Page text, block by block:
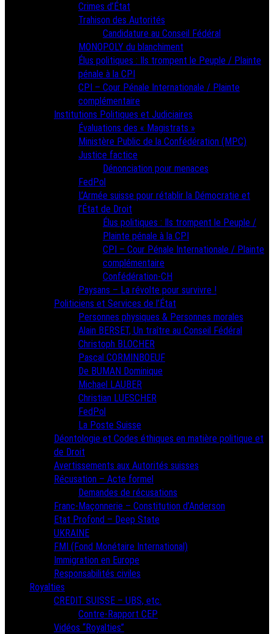
Crimes d’État
Trahison des Autorités
Candidature au Conseil Fédéral
MONOPOLY du blanchiment
Élus politiques : Ils trompent le Peuple / Plainte
pénale à la CPI
CPI – Cour Pénale Internationale / Plainte
complémentaire
Institutions Politiques et Judiciaires
Évaluations des « Magistrats »
Ministère Public de la Confédération (MPC)
Justice factice
Dénonciation pour menaces
FedPol
L’Armée suisse pour rétablir la Démocratie et
l’État de Droit
Élus politiques : Ils trompent le Peuple /
Plainte pénale à la CPI
CPI – Cour Pénale Internationale / Plainte
complémentaire
Confédération-CH
Paysans – La révolte pour survivre !
Politiciens et Services de l’État
Personnes physiques & Personnes morales
Alain BERSET, Un traître au Conseil Fédéral
Christoph BLOCHER
Pascal CORMINBOEUF
De BUMAN Dominique
Michael LAUBER
Christian LUESCHER
FedPol
La Poste Suisse
Déontologie et Codes éthiques en matière politique et
de Droit
Avertissements aux Autorités suisses
Récusation – Acte formel
Demandes de récusations
Franc-Maçonnerie – Constitution d’Anderson
Etat Profond – Deep State
UKRAINE
FMI (Fond Monétaire International)
Immigration en Europe
Responsabilités civiles
Royalties
CREDIT SUISSE – UBS, etc.
Contre-Rapport CEP
Vidéos “Royalties”